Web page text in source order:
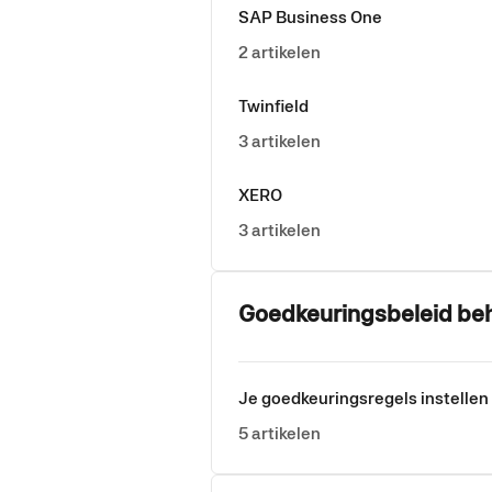
SAP Business One
2 artikelen
Twinfield
3 artikelen
XERO
3 artikelen
Goedkeuringsbeleid
Je goedkeuringsregels instellen
5 artikelen